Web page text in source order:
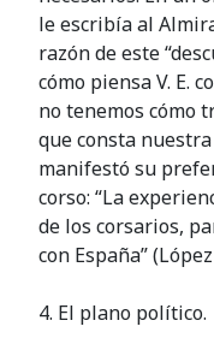
le escribía al
razón de este
cómo piensa V. E.
no tenemos cómo
que consta
manifestó su
corso: “La
de los corsarios,
con España”
4. El plano político.